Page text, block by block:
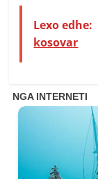
Lexo edhe:
kosovar